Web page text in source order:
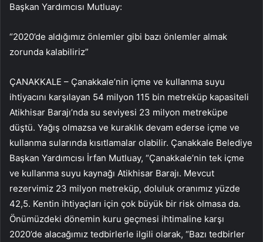
Başkan Yardımcısı Mutluay:
“2020’de aldığımız önlemler gibi bazı önlemler almak
zorunda kalabiliriz”
ÇANAKKALE – Çanakkale’nin içme ve kullanma suyu
ihtiyacını karşılayan 54 milyon 115 bin metreküp kapasiteli
Atikhisar Barajı’nda su seviyesi 23 milyon metreküpe
düştü. Yağış olmazsa ve kuraklık devam ederse içme ve
kullanma sularında kısıtlamalar olabilir. Çanakkale Belediye
Başkan Yardımcısı İrfan Mutluay, “Çanakkale’nin tek içme
ve kullanma suyu kaynağı Atikhisar Barajı. Mevcut
rezervimiz 23 milyon metreküp, doluluk oranımız yüzde
42,5. Kentin ihtiyaçları için çok büyük bir risk olmasa da.
Önümüzdeki dönemin kuru geçmesi ihtimaline karşı
2020’de alacağımız tedbirlerle ilgili olarak, “Bazı tedbirler